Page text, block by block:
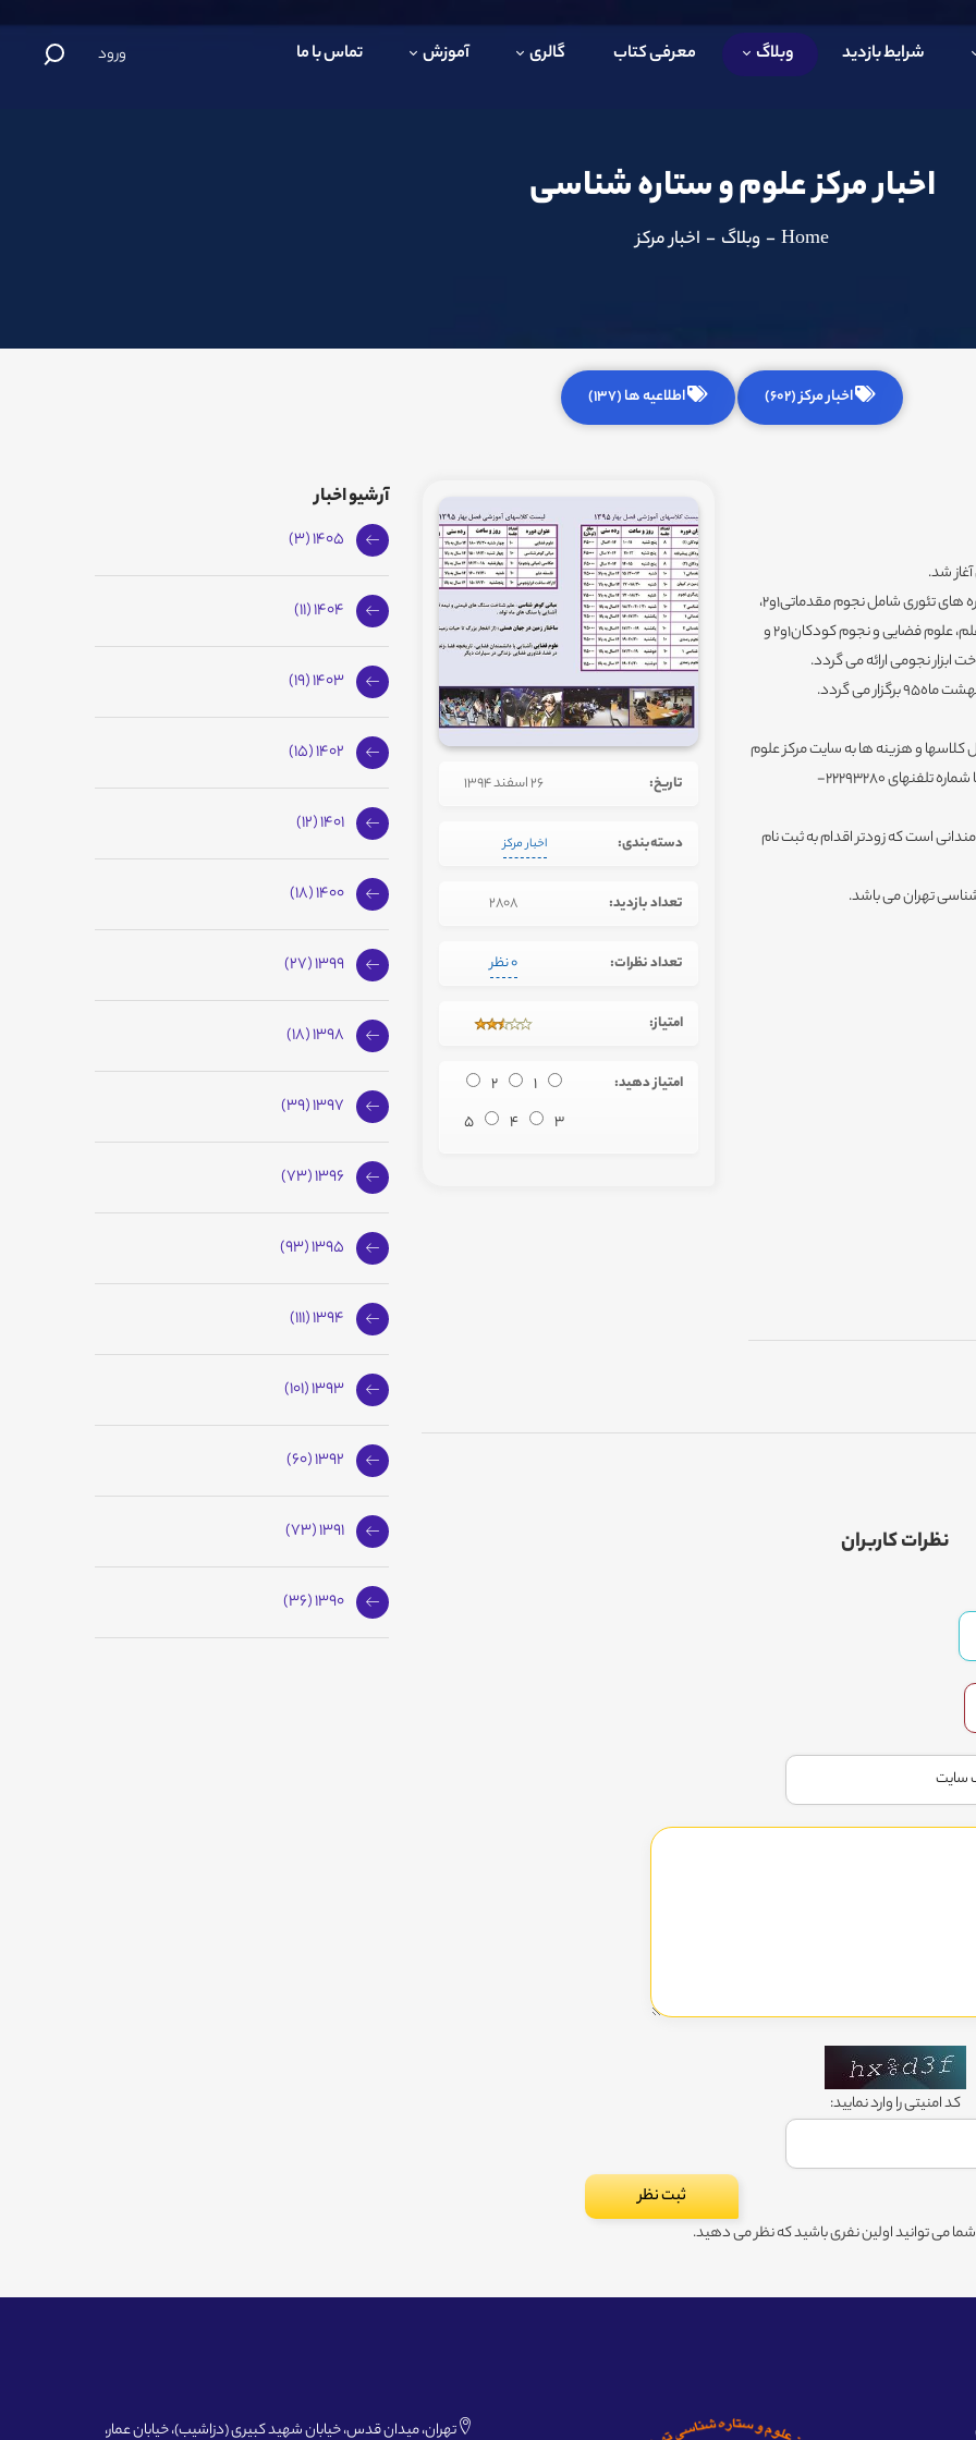
شرایط بازدید وبلاگ معرفی کتاب گالری آموزش تماس با ما ورود
اخبار مرکز علوم و ستاره شناسی
Home
- وبلاگ - اخبار مرکز
اخبار مرکز (602) اطلاعیه ها (137)
به گزارش روابط عمومی مرکز علوم و ستاره شناسی تهران، در ترم بهار دوره های تئوری شامل نجوم مقدماتی1و2،
کیهان شناسی1و2، ساختار زمین در کیهان، مبانی گوهرشناسی، فلسفه علم، علوم فضایی و نجوم کودکان1و2 و
نجومی ارائه می گردد.
و هزینه ها به سایت مرکز علوم
sactehran.ir مراجعه و یا روزهای شنبه تا چهارشنبه از ساعت 8:30 تا 16 با شماره تلفنهای 22293280-
است که زودتر اقدام به ثبت نام
شناسی تهران می باشد.
تاریخ: 26 اسفند 1394
دسته‌بندی: اخبار مرکز
تعداد بازدید: 2808
تعداد نظرات: 0 نظر
امتیاز:
امتیاز دهید: 1
2
3
4
5
نظرات کاربران
کد امنیتی را وارد نمایید:
می توانید اولین نفری باشید که نظر می دهید.
آرشیو اخبار
1405 (3)
1404 (11)
1403 (19)
1402 (15)
1401 (12)
1400 (18)
1399 (27)
1398 (18)
1397 (39)
1396 (73)
1395 (93)
1394 (111)
1393 (101)
1392 (60)
1391 (73)
1390 (36)
تهران، میدان قدس، خیابان شهید کبیری (دزاشیب)، خیابان عمار،